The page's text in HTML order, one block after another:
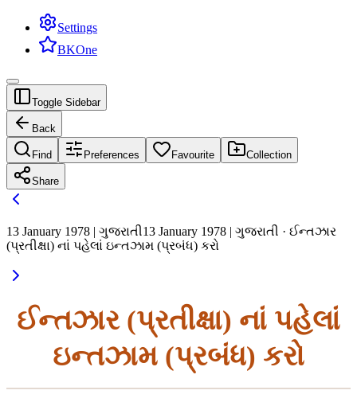
Settings
BKOne
Toggle Sidebar
Back
Find Preferences Favourite Collection
Share
13 January 1978 | ગુજરાતી13 January 1978 | ગુજરાતી · ઈન્તઝાર
(પ્રતીક્ષા) નાં પહેલાં ઇન્તઝામ (પ્રબંધ) કરો
ઈન્તઝાર (પ્રતીક્ષા) નાં પહેલાં
ઇન્તઝામ (પ્રબંધ) કરો